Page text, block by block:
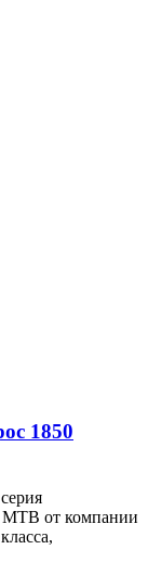
1850
MTB от компании